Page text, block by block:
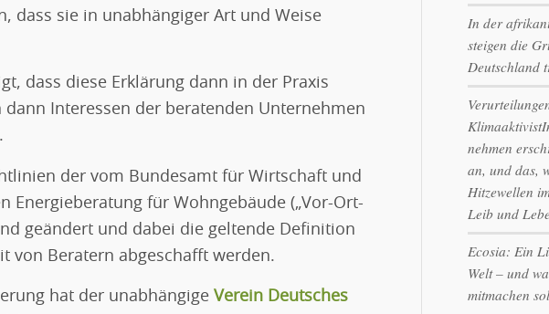
dass sie in unabhängiger Art und Weise
dass diese Erklärung dann in der Praxis
Interessen der beratenden Unternehmen
der vom Bundesamt für Wirtschaft und
Energieberatung für Wohngebäude („Vor-Ort-
geändert und dabei die geltende Definition
von Beratern abgeschafft werden.
hat der unabhängige Verein Deutsches
In der
steigen die
Deutschland
nehmen
an, und das,
Hitzewellen
Leib und
Ecosia: Ein
Welt – und
mitmachen